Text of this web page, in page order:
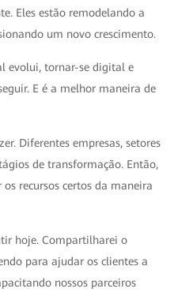
Eles estão remodelando a
um novo crescimento.
evolui, tornar-se digital e
E é a melhor maneira de
Diferentes empresas, setores
de transformação. Então,
recursos certos da maneira
hoje. Compartilharei o
para ajudar os clientes a
nossos parceiros